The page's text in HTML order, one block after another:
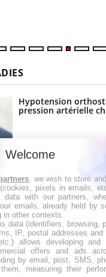
Hypotension
pression artérielle
Drépanocytose : une
globules rouges aux
Maladie de Charcot
amyotrophique)
Welcome
, we wish to store
pixels in emails,
data with our partners,
emails, already held by
in other contexts.
data (identifiers, browsing,
IP, postal addresses
allows developing and
offers and ads
by email, post, SMS,
them, measuring their